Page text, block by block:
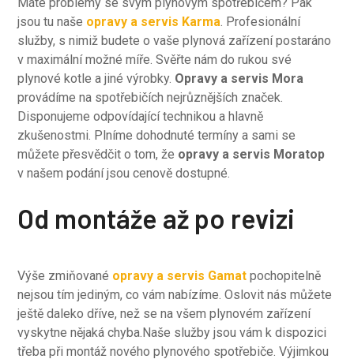
jsou tu naše opravy a servis Karma. Profesionální
služby, s nimiž budete o vaše plynová zařízení postaráno
v maximální možné míře. Svěřte nám do rukou své
plynové kotle a jiné výrobky. Opravy a servis Mora
provádíme na spotřebičích nejrůznějších značek.
Disponujeme odpovídající technikou a hlavně
zkušenostmi. Plníme dohodnuté termíny a sami se
můžete přesvědčit o tom, že opravy a servis Moratop
v našem podání jsou cenově dostupné.
Od montáže až po revizi
Výše zmiňované opravy a servis Gamat pochopitelně
nejsou tím jediným, co vám nabízíme. Oslovit nás můžete
ještě daleko dříve, než se na všem plynovém zařízení
vyskytne nějaká chyba.Naše služby jsou vám k dispozici
třeba při montáž nového plynového spotřebiče. Výjimkou